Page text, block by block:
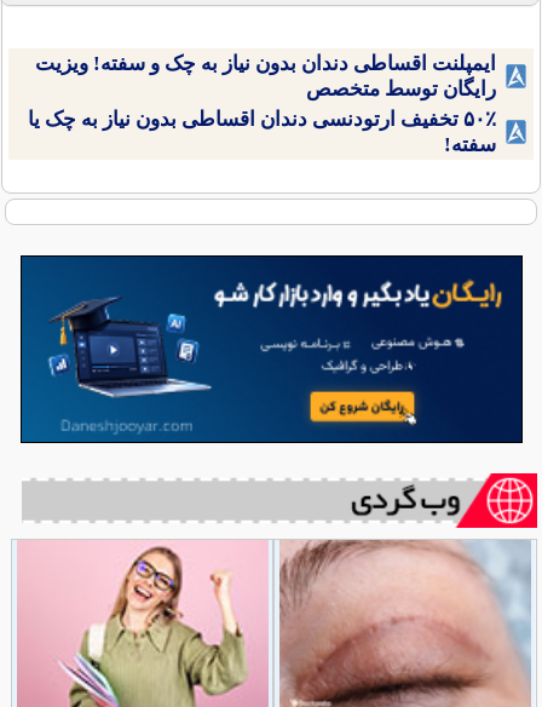
ایمپلنت اقساطی دندان بدون نیاز به چک و سفته! ویزیت
رایگان توسط متخصص
۵۰٪ تخفیف ارتودنسی دندان اقساطی بدون نیاز به چک یا
سفته!